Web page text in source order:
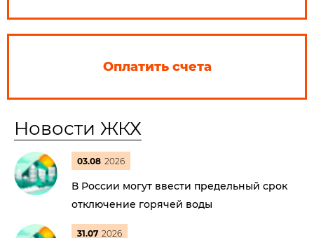
Оплатить счета
Новости ЖКХ
03.08 2026
В России могут ввести предельный срок
отключение горячей воды
31.07 2026